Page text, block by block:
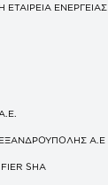
ΕΤΑΙΡΕΙΑ ΕΝΕΡΓΕΙΑΣ
A.E
SHA